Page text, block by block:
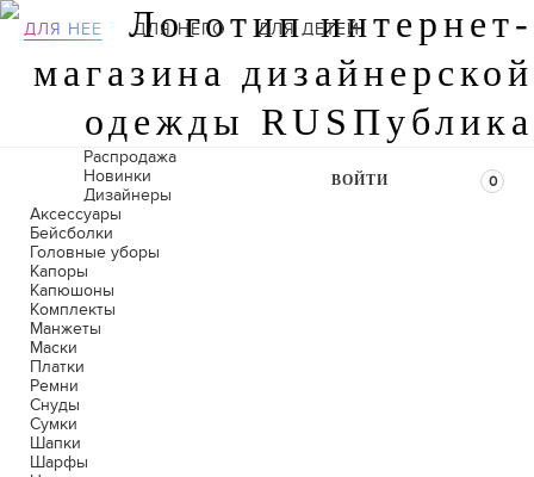
ДЛЯ НЕЕ ДЛЯ НЕГО ДЛЯ ДЕТЕЙ
0
ВОЙТИ
Распродажа
Новинки
Дизайнеры
Аксессуары
Бейсболки
Головные уборы
Капоры
Капюшоны
Комплекты
Манжеты
Маски
Платки
Ремни
Снуды
Сумки
Шапки
Шарфы